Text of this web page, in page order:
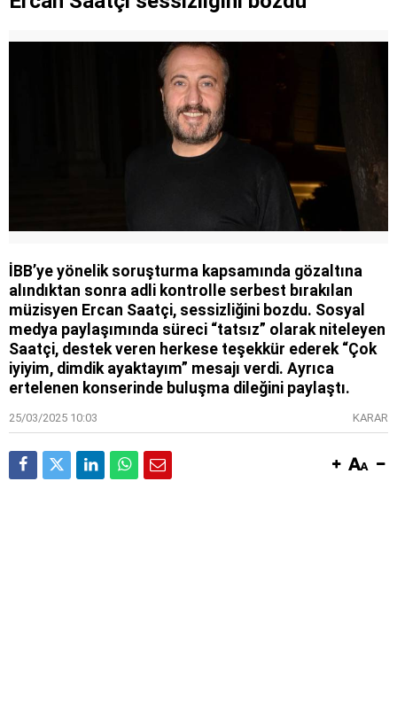
İBB’ye yönelik soruşturma kapsamında gözaltına
alındıktan sonra adli kontrolle serbest bırakılan
müzisyen Ercan Saatçi, sessizliğini bozdu. Sosyal
medya paylaşımında süreci “tatsız” olarak niteleyen
Saatçi, destek veren herkese teşekkür ederek “Çok
iyiyim, dimdik ayaktayım” mesajı verdi. Ayrıca
ertelenen konserinde buluşma dileğini paylaştı.
25/03/2025 10:03 KARAR